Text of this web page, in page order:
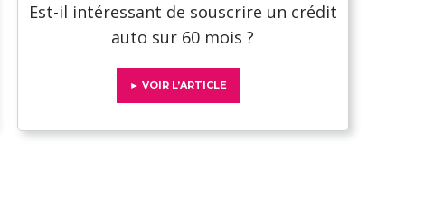
Est-il intéressant de souscrire un crédit
auto sur 60 mois ?
► VOIR L’ARTICLE